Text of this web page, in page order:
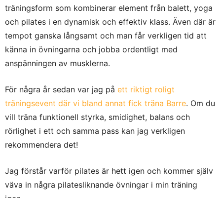
träningsform som kombinerar element från balett, yoga
och pilates i en dynamisk och effektiv klass. Även där är
tempot ganska långsamt och man får verkligen tid att
känna in övningarna och jobba ordentligt med
anspänningen av musklerna.
För några år sedan var jag på ett riktigt roligt
träningsevent där vi bland annat fick träna Barre. Om du
vill träna funktionell styrka, smidighet, balans och
rörlighet i ett och samma pass kan jag verkligen
rekommendera det!
Jag förstår varför pilates är hett igen och kommer själv
väva in några pilatesliknande övningar i min träning